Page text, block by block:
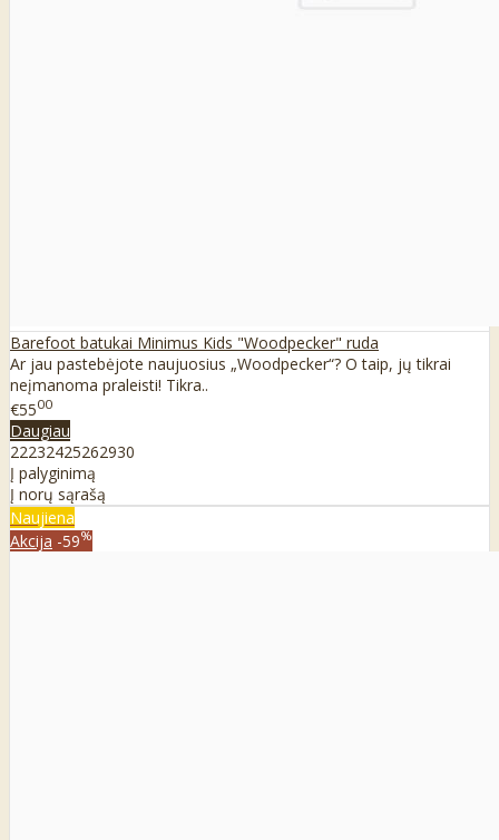
Barefoot batukai Minimus Kids "Woodpecker" ruda
Ar jau pastebėjote naujuosius „Woodpecker“? O taip, jų tikrai
neįmanoma praleisti! Tikra..
€5500
Daugiau
22232425262930
Į palyginimą
Į norų sąrašą
Naujiena
Akcija -59%